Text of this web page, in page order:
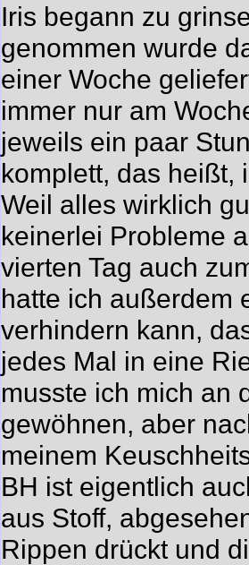
Iris begann zu
genommen wurde
einer Woche
immer nur am
jeweils ein paar
komplett, das heißt,
Weil alles wirklich
keinerlei Probleme
vierten Tag auch
hatte ich außerdem
verhindern kann,
jedes Mal in eine
musste ich mich an
gewöhnen, aber
meinem
BH ist eigentlich
aus Stoff,
Rippen drückt und